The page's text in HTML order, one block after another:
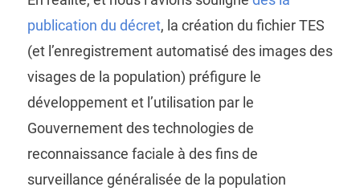
publication du décret, la création du fichier TES
(et l’enregistrement automatisé des images des
visages de la population) préfigure le
développement et l’utilisation par le
Gouvernement des technologies de
reconnaissance faciale à des fins de
surveillance généralisée de la population